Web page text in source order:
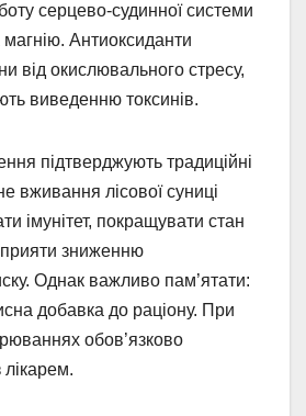
серцево-судинної системи
магнію. Антиоксиданти
від окислювального стресу,
виведенню токсинів.
підтверджують традиційні
вживання лісової суниці
імунітет, покращувати стан
зниженню
Однак важливо пам’ятати:
добавка до раціону. При
обов’язково
лікарем.